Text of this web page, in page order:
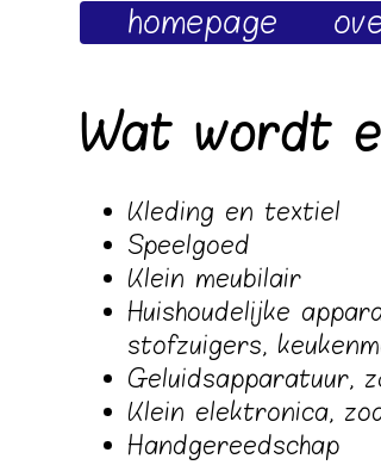
homepage
Wat wordt
Kleding en textiel
Speelgoed
Klein meubilair
Huishoudelijke
stofzuigers,
Geluidsapparatuur,
Klein elektronica,
Handgereedschap